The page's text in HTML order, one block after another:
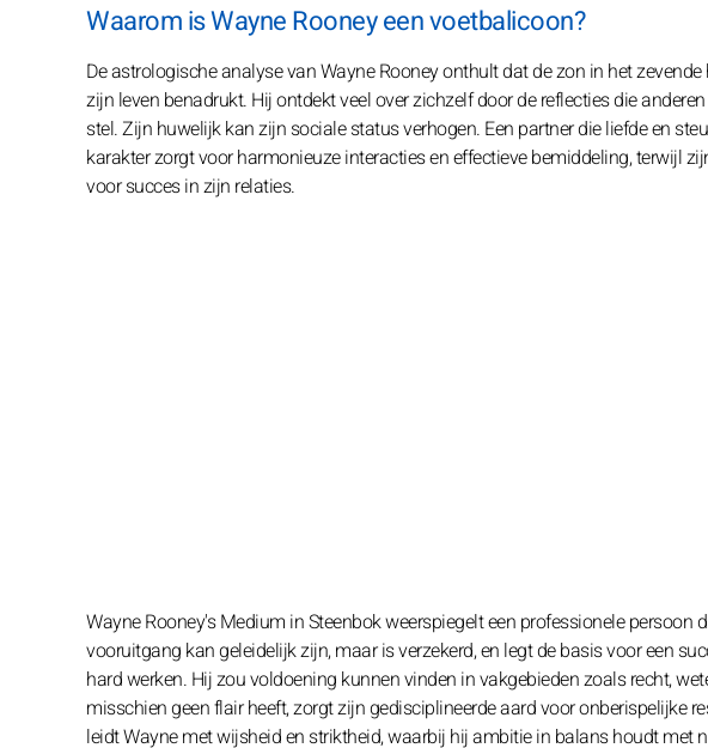
Waarom is Wayne Rooney een voetbalicoon?
De astrologische analyse van Wayne Rooney onthult dat de zon in het
zijn leven benadrukt. Hij ontdekt veel over zichzelf door de reflecties die
stel. Zijn huwelijk kan zijn sociale status verhogen. Een partner die liefde en
karakter zorgt voor harmonieuze interacties en effectieve bemiddeling, terwijl
voor succes in zijn relaties.
Wayne Rooney's Medium in Steenbok weerspiegelt een professionele
vooruitgang kan geleidelijk zijn, maar is verzekerd, en legt de basis voor een
hard werken. Hij zou voldoening kunnen vinden in vakgebieden zoals recht,
misschien geen flair heeft, zorgt zijn gedisciplineerde aard voor onberispelijke
leidt Wayne met wijsheid en striktheid, waarbij hij ambitie in balans houdt met